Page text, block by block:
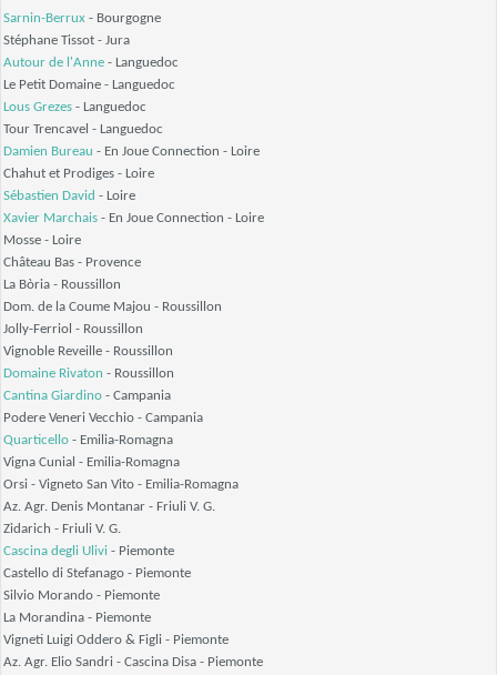
Sarnin-Berrux - Bourgogne
Stéphane Tissot - Jura
Autour de l'Anne - Languedoc
Le Petit Domaine - Languedoc
Lous Grezes - Languedoc
Tour Trencavel - Languedoc
Damien Bureau - En Joue Connection - Loire
Chahut et Prodiges - Loire
Sébastien David - Loire
Xavier Marchais - En Joue Connection - Loire
Mosse - Loire
Château Bas - Provence
La Bòria - Roussillon
Dom. de la Coume Majou - Roussillon
Jolly-Ferriol - Roussillon
Vignoble Reveille - Roussillon
Domaine Rivaton - Roussillon
Cantina Giardino - Campania
Podere Veneri Vecchio - Campania
Quarticello - Emilia-Romagna
Vigna Cunial - Emilia-Romagna
Orsi - Vigneto San Vito - Emilia-Romagna
Az. Agr. Denis Montanar - Friuli V. G.
Zidarich - Friuli V. G.
Cascina degli Ulivi - Piemonte
Castello di Stefanago - Piemonte
Silvio Morando - Piemonte
La Morandina - Piemonte
Vigneti Luigi Oddero & Figli - Piemonte
Az. Agr. Elio Sandri - Cascina Disa - Piemonte